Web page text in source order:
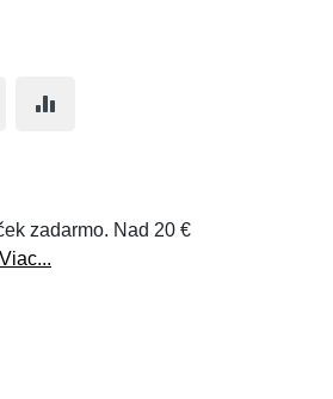
zadarmo. Nad 20 €
Viac...